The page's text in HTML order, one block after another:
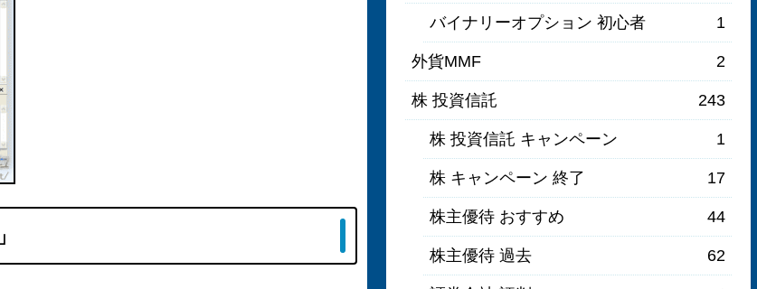
バイナリーオプション 初心者 1
外貨MMF 2
株 投資信託 243
株 投資信託 キャンペーン 1
株 キャンペーン 終了 17
株主優待 おすすめ 44
株主優待 過去 62